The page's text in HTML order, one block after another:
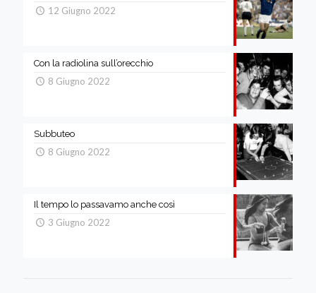
12 Giugno 2022
Con la radiolina sull’orecchio
8 Giugno 2022
Subbuteo
8 Giugno 2022
Il tempo lo passavamo anche così
3 Giugno 2022